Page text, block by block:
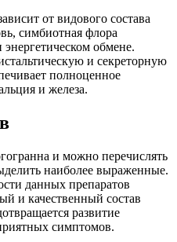
от видового состава
симбиотная флора
энергетическом обмене.
и секреторную
полноценное
и железа.
и можно перечислять
наиболее выраженные.
данных препаратов
и качественный состав
развитие
симптомов.